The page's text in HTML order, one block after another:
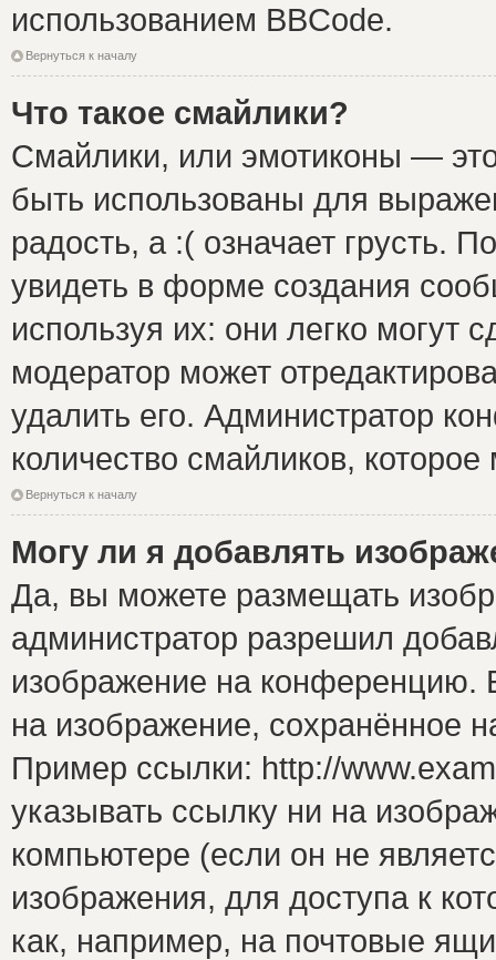
использованием BBCode.
Вернуться к началу
Что такое смайлики?
Смайлики, или эмотиконы —
быть использованы для
радость, а :( означает грусть.
увидеть в форме создания
используя их: они легко могут
модератор может
удалить его. Администратор
количество смайликов,
Вернуться к началу
Могу ли я добавлять
Да, вы можете размещать
администратор разрешил
изображение на конференцию.
на изображение, сохранённое
Пример ссылки: http://
указывать ссылку ни на
компьютере (если он не
изображения, для доступа к
как, например, на почтовые